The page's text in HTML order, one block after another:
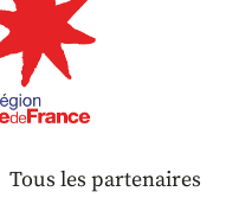
Tous les partenaires